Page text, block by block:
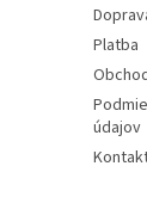
Platba
údajov